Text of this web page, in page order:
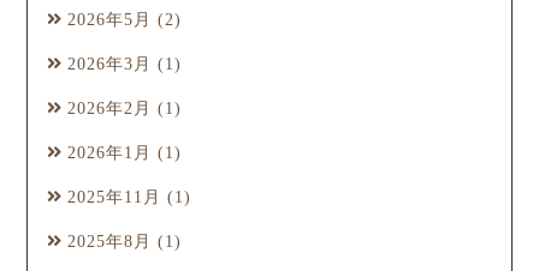
2026年5月 (2)
2026年3月 (1)
2026年2月 (1)
2026年1月 (1)
2025年11月 (1)
2025年8月 (1)